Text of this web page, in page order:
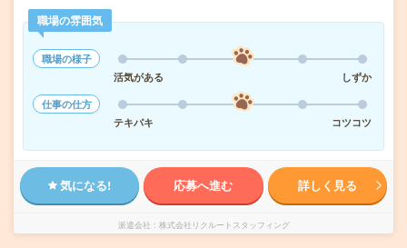
職場の雰囲気
職場の様子
活気がある
しずか
仕事の仕方
テキパキ
コツコツ
気になる! 応募へ進む 詳しく見る
派遣会社 株式会社リクルートスタッフィング